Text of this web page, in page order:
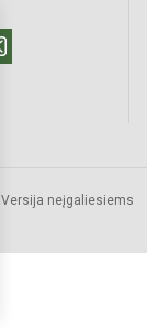
Versija neįgaliesiems